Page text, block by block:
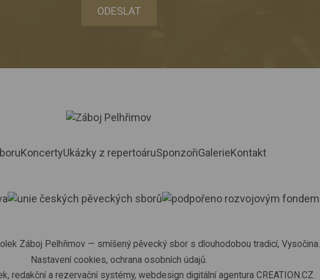
ODESLAT
KoncertyUkázky z repertoáruSponzořiGalerieKontakt
Záboj Pelhřimov — smíšený pěvecký sbor s dlouhodobou tradicí, Vysočina.
Nastavení cookies, ochrana osobních údajů
, redakční a rezervační systémy, webdesign digitální agentura CREATION.CZ.